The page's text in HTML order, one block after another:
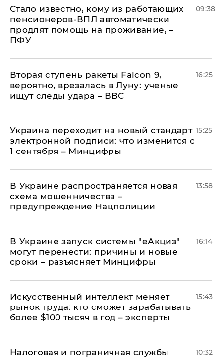
Стало известно, кому из работающих
пенсионеров-ВПЛ автоматически
продлят помощь на проживание, –
ПФУ
09:38
Вторая ступень ракеты Falcon 9,
вероятно, врезалась в Луну: ученые
ищут следы удара – ВВС
16:25
Украина переходит на новый стандарт
электронной подписи: что изменится с
1 сентября – Минцифры
15:25
В Украине распространяется новая
схема мошенничества –
предупреждение Нацполиции
13:58
В Украине запуск системы "еАкциз"
могут перенести: причины и новые
сроки – разъясняет Минцифры
16:14
Искусственный интеллект меняет
рынок труда: кто сможет зарабатывать
более $100 тысяч в год – эксперты
15:43
Налоговая и пограничная службы 10:32